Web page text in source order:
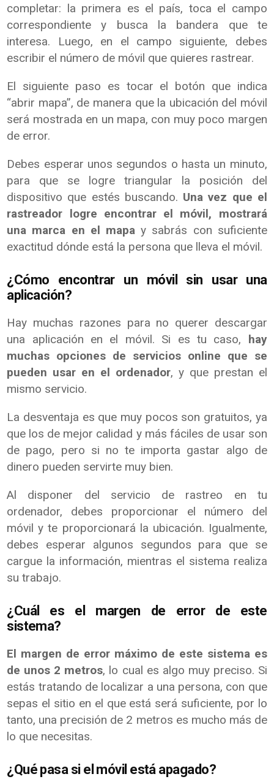
completar: la primera es el país, toca el campo
correspondiente y busca la bandera que te
interesa. Luego, en el campo siguiente, debes
escribir el número de móvil que quieres rastrear.
El siguiente paso es tocar el botón que indica
“abrir mapa”, de manera que la ubicación del móvil
será mostrada en un mapa, con muy poco margen
de error.
Debes esperar unos segundos o hasta un minuto,
para que se logre triangular la posición del
dispositivo que estés buscando. Una vez que el
rastreador logre encontrar el móvil, mostrará
una marca en el mapa y sabrás con suficiente
exactitud dónde está la persona que lleva el móvil.
¿Cómo encontrar un móvil sin usar una
aplicación?
Hay muchas razones para no querer descargar
una aplicación en el móvil. Si es tu caso, hay
muchas opciones de servicios online que se
pueden usar en el ordenador, y que prestan el
mismo servicio.
La desventaja es que muy pocos son gratuitos, ya
que los de mejor calidad y más fáciles de usar son
de pago, pero si no te importa gastar algo de
dinero pueden servirte muy bien.
Al disponer del servicio de rastreo en tu
ordenador, debes proporcionar el número del
móvil y te proporcionará la ubicación. Igualmente,
debes esperar algunos segundos para que se
cargue la información, mientras el sistema realiza
su trabajo.
¿Cuál es el margen de error de este
sistema?
El margen de error máximo de este sistema es
de unos 2 metros, lo cual es algo muy preciso. Si
estás tratando de localizar a una persona, con que
sepas el sitio en el que está será suficiente, por lo
tanto, una precisión de 2 metros es mucho más de
lo que necesitas.
¿Qué pasa si el móvil está apagado?